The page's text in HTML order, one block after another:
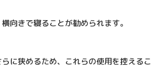
向きで寝ることが勧められます。
に狭めるため、これらの使用を控えるこ